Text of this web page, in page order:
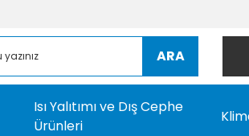
ARA
Isı Yalıtımı ve Dış Cephe
Ürünleri